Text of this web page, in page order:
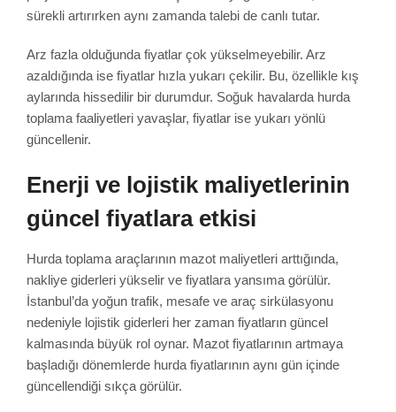
sürekli artırırken aynı zamanda talebi de canlı tutar.
Arz fazla olduğunda fiyatlar çok yükselmeyebilir. Arz
azaldığında ise fiyatlar hızla yukarı çekilir. Bu, özellikle kış
aylarında hissedilir bir durumdur. Soğuk havalarda hurda
toplama faaliyetleri yavaşlar, fiyatlar ise yukarı yönlü
güncellenir.
Enerji ve lojistik maliyetlerinin
güncel fiyatlara etkisi
Hurda toplama araçlarının mazot maliyetleri arttığında,
nakliye giderleri yükselir ve fiyatlara yansıma görülür.
İstanbul’da yoğun trafik, mesafe ve araç sirkülasyonu
nedeniyle lojistik giderleri her zaman fiyatların güncel
kalmasında büyük rol oynar. Mazot fiyatlarının artmaya
başladığı dönemlerde hurda fiyatlarının aynı gün içinde
güncellendiği sıkça görülür.